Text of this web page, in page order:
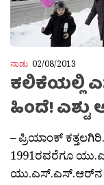
ನಾಡು 02/08/2013
ಕಲಿಕೆಯಲ್ಲಿ
ಹಿಂದೆ! ಎಶ್ಟು
– ಪ್ರಿಯಾಂಕ್
1991ರವರೆಗೂ
ಯು.ಎಸ್.ಎಸ್.ಆರ್‌ನ